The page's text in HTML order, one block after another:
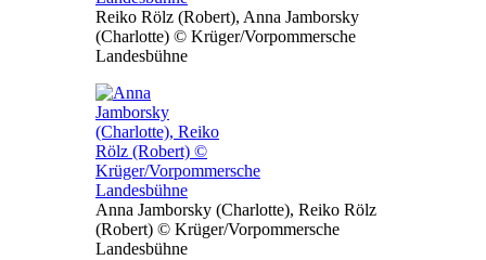
Reiko Rölz (Robert), Anna Jamborsky
(Charlotte) © Krüger/Vorpommersche
Landesbühne
Anna Jamborsky (Charlotte), Reiko Rölz
(Robert) © Krüger/Vorpommersche
Landesbühne